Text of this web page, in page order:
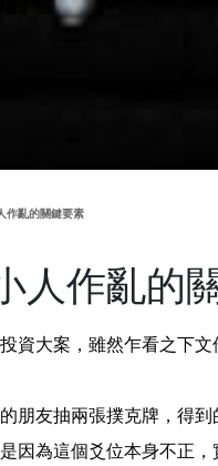
作亂的關鍵要素
人作亂的
資大案，雖然乍看之下
朋友抽兩張撲克牌，得
因為這個爻位本身不正